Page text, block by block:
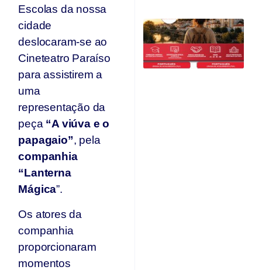
Escolas da nossa
cidade
deslocaram-se ao
Cineteatro Paraíso
para assistirem a
uma
representação da
peça “A viúva e o
papagaio”, pela
companhia
“Lanterna
Mágica”.
Os atores da
companhia
proporcionaram
momentos